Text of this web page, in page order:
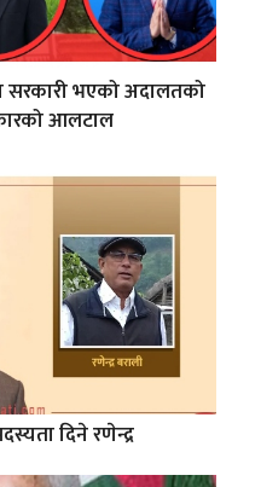
सरकारी भएको अदालतको
आलटाल
दिने रणेन्द्र